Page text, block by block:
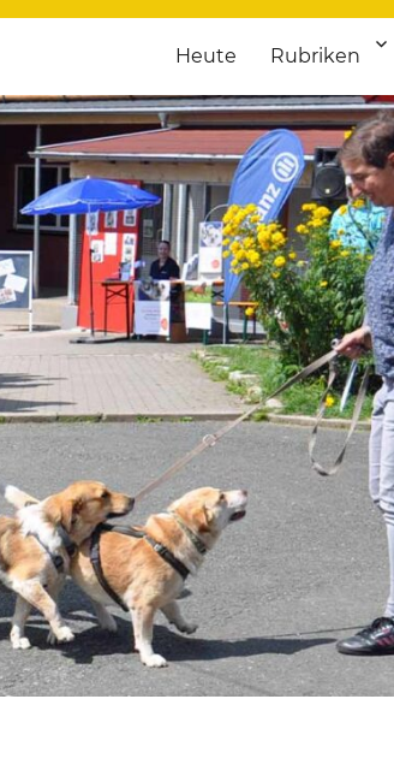
für
Täglich aktuelle Termine von Kultur bis Sport,
Heute Rubriken